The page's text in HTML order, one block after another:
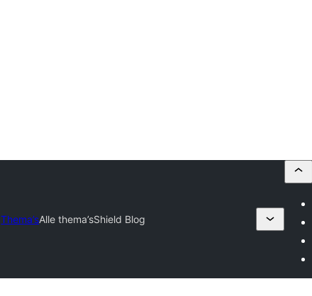
Thema’sAlle thema’sShield Blog